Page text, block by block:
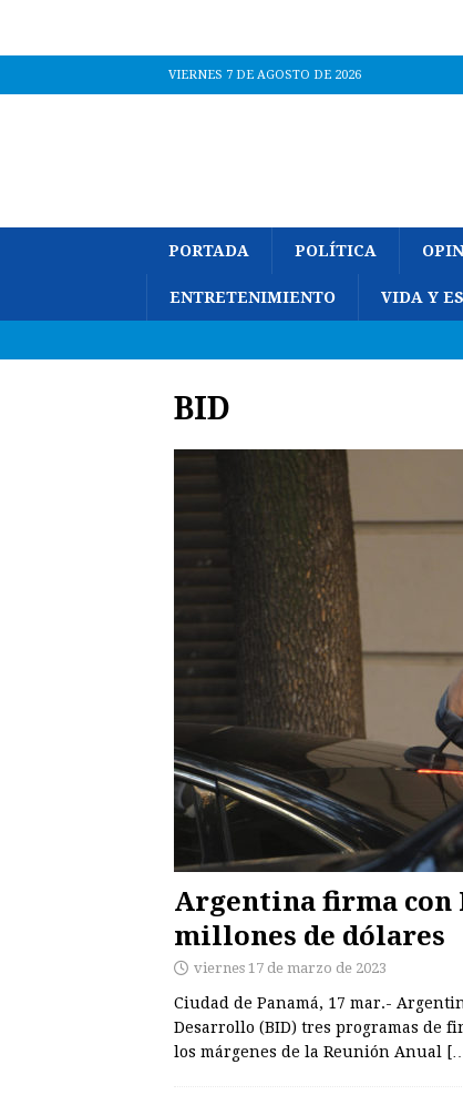
VIERNES 7 DE AGOSTO DE 2026
PORTADA POLÍTICA
ENTRETENIMIENTO VIDA Y
BID
Argentina firma con
millones de dólares
viernes 17 de marzo de 2023
Ciudad de Panamá, 17 mar.-
Desarrollo (BID) tres programas de
los márgenes de la Reunión Anual